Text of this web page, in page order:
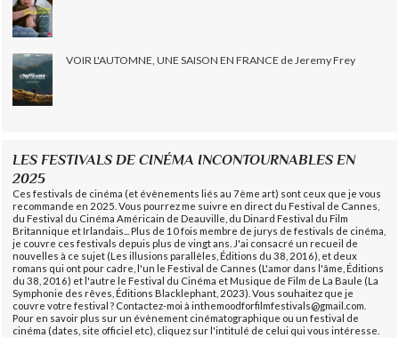
VOIR L'AUTOMNE, UNE SAISON EN FRANCE de Jeremy Frey
LES FESTIVALS DE CINÉMA INCONTOURNABLES EN
2025
Ces festivals de cinéma (et évènements liés au 7ème art) sont ceux que je vous
recommande en 2025. Vous pourrez me suivre en direct du Festival de Cannes,
du Festival du Cinéma Américain de Deauville, du Dinard Festival du Film
Britannique et Irlandais... Plus de 10 fois membre de jurys de festivals de cinéma,
je couvre ces festivals depuis plus de vingt ans. J'ai consacré un recueil de
nouvelles à ce sujet (Les illusions parallèles, Éditions du 38, 2016), et deux
romans qui ont pour cadre, l'un le Festival de Cannes (L'amor dans l'âme, Éditions
du 38, 2016) et l'autre le Festival du Cinéma et Musique de Film de La Baule (La
Symphonie des rêves, Éditions Blacklephant, 2023). Vous souhaitez que je
couvre votre festival ? Contactez-moi à inthemoodforfilmfestivals@gmail.com.
Pour en savoir plus sur un évènement cinématographique ou un festival de
cinéma (dates, site officiel etc), cliquez sur l'intitulé de celui qui vous intéresse.